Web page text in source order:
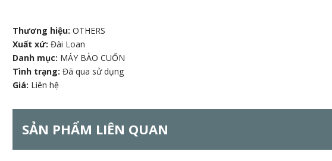
Thương hiệu:OTHERS
Xuất xứ:Đài Loan
Danh mục: MÁY BÀO CUỐN
Tình trạng:Đã qua sử dụng
Giá: Liên hệ
SẢN PHẨM LIÊN QUAN